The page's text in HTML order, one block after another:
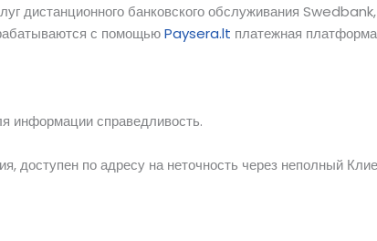
дистанционного банковского обслуживания
с помощьюPaysera.lt платежная
информациисправедливость.
доступен по адресу нанеточность через неполный